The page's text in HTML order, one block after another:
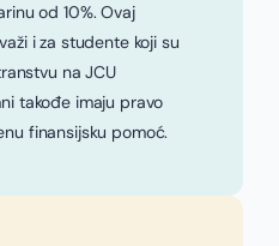
od 10%. Ovaj
i za studente koji su
na JCU
takođe imaju pravo
finansijsku pomoć.